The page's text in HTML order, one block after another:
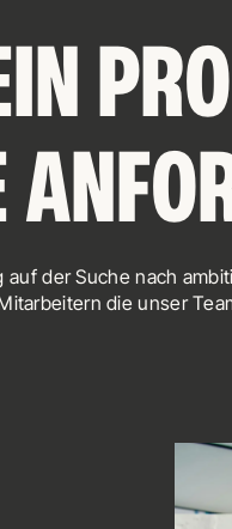
auf der Suche nach
die unser